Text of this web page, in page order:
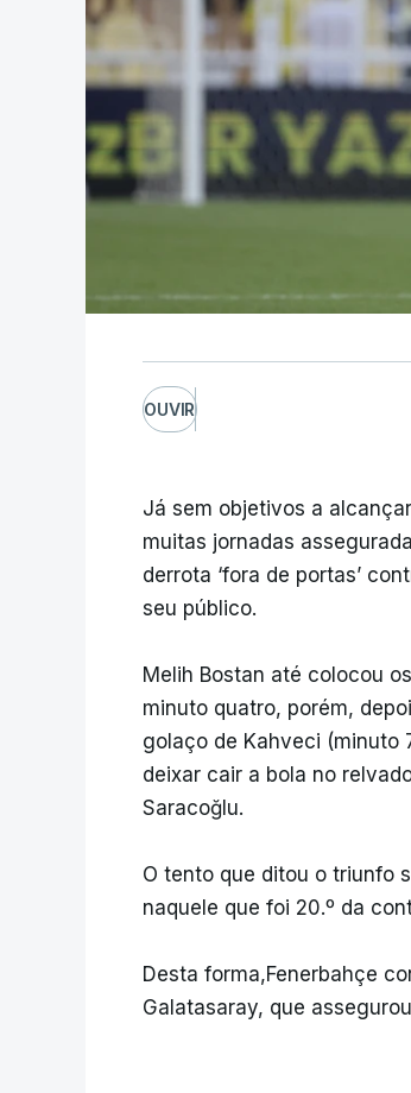
OUVIR
Já sem objetivos a
muitas jornadas
derrota ‘fora de portas’
seu público.
Melih Bostan até colocou
minuto quatro, porém,
golaço de Kahveci (minuto
deixar cair a bola no
Saracoğlu.
O tento que ditou o triunfo
naquele que foi 20.º da
Desta forma,Fenerbahçe
Galatasaray, que